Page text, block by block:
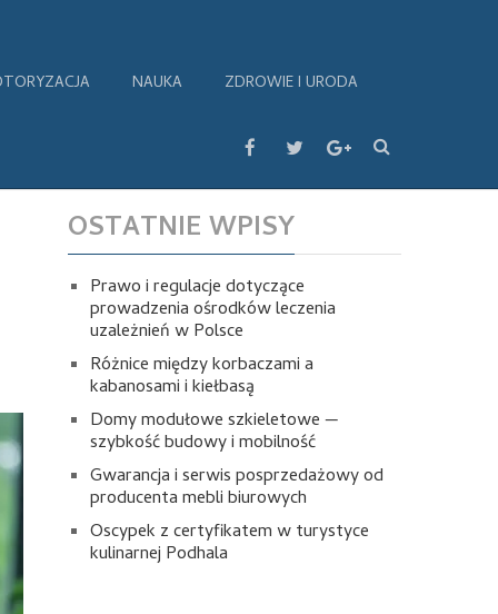
NAUKA
ZDROWIE I URODA
OSTATNIE WPISY
Prawo i regulacje dotyczące
prowadzenia ośrodków leczenia
uzależnień w Polsce
Różnice między korbaczami a
kabanosami i kiełbasą
Domy modułowe szkieletowe —
szybkość budowy i mobilność
Gwarancja i serwis posprzedażowy od
producenta mebli biurowych
Oscypek z certyfikatem w turystyce
kulinarnej Podhala